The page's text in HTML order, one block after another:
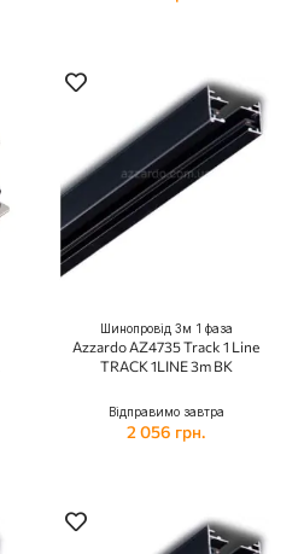
Шинопровід 3м 1 фаза
Azzardo AZ4735 Track 1 Line
TRACK 1LINE 3m BK
Відправимо завтра
2 056 грн.